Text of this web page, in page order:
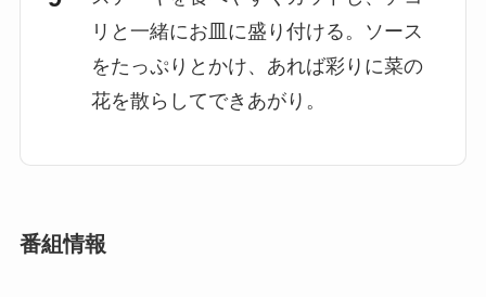
リと一緒にお皿に盛り付ける。ソース
をたっぷりとかけ、あれば彩りに菜の
花を散らしてできあがり。
番組情報